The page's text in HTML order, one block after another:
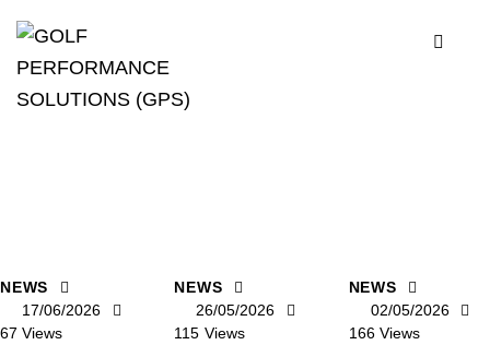
NEWS
17/06/2026
67 Views
NEWS
26/05/2026
115 Views
NEWS
02/05/2026
166 Views